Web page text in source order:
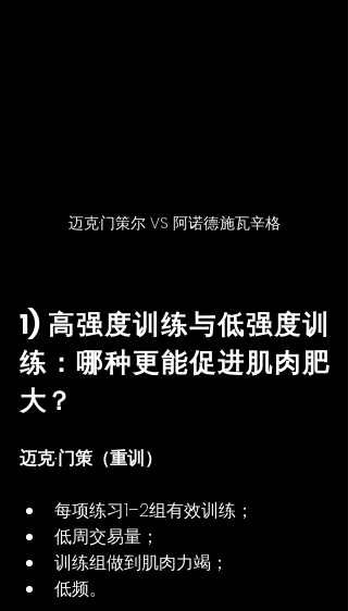
迈克·门策尔 VS 阿诺德·施瓦辛格
1) 高强度训练与低强度训
练：哪种更能促进肌肉肥
大？
迈克·门策（重训）
每项练习1–2组有效训练；
低周交易量；
训练组做到肌肉力竭；
低频。